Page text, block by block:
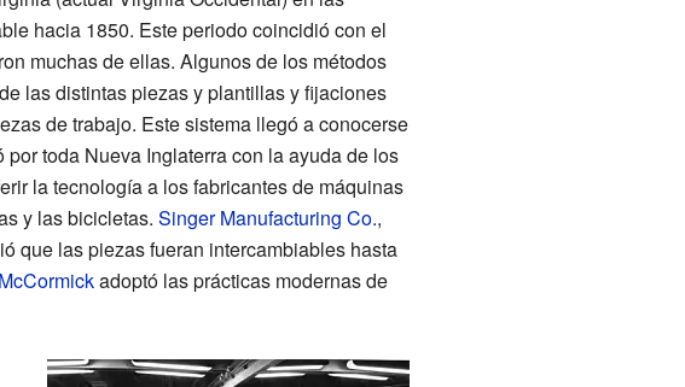
hacia 1850. Este periodo coincidió con el
muchas de ellas. Algunos de los métodos
las distintas piezas y plantillas y fijaciones
de trabajo. Este sistema llegó a conocerse
por toda Nueva Inglaterra con la ayuda de los
la tecnología a los fabricantes de máquinas
y las bicicletas. Singer Manufacturing Co.,
que las piezas fueran intercambiables hasta
adoptó las prácticas modernas de